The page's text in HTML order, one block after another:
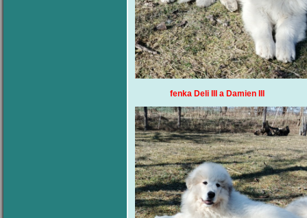
fenka Deli III a